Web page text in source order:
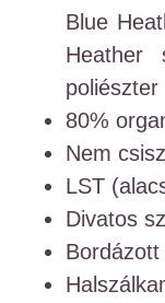
Blue
poliészter
80%
Nem
LST
Divatos